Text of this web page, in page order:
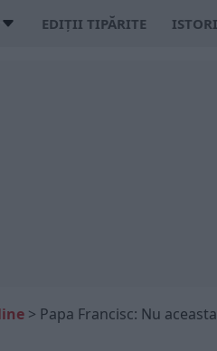
EDIȚII TIPĂRITE
> Papa Francisc: Nu